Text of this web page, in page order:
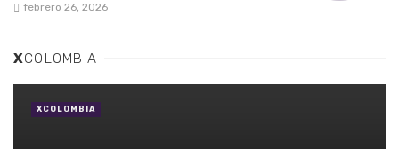
febrero 26, 2026
XCOLOMBIA
XCOLOMBIA